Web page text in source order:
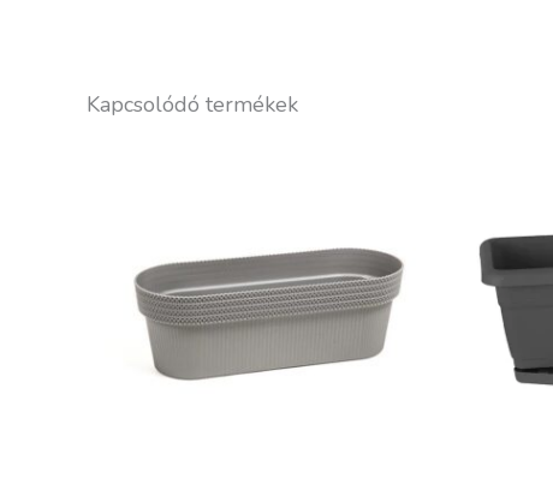
Kapcsolódó termékek